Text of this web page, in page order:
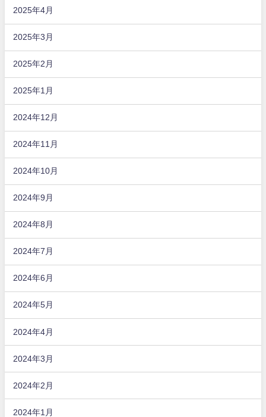
2025年4月
2025年3月
2025年2月
2025年1月
2024年12月
2024年11月
2024年10月
2024年9月
2024年8月
2024年7月
2024年6月
2024年5月
2024年4月
2024年3月
2024年2月
2024年1月